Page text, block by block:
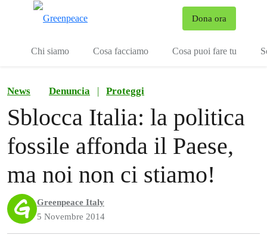
Dona ora
Chi siamo Cosa facciamo Cosa puoi fare tu
News Denuncia | Proteggi
Sblocca Italia: la politica
fossile affonda il Paese,
ma noi non ci stiamo!
Greenpeace Italy
5 Novembre 2014